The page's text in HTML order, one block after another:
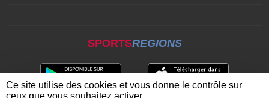
SPORTSREGIONS
Ce site utilise des cookies et vous donne le contrôle sur
ceux que vous souhaitez activer